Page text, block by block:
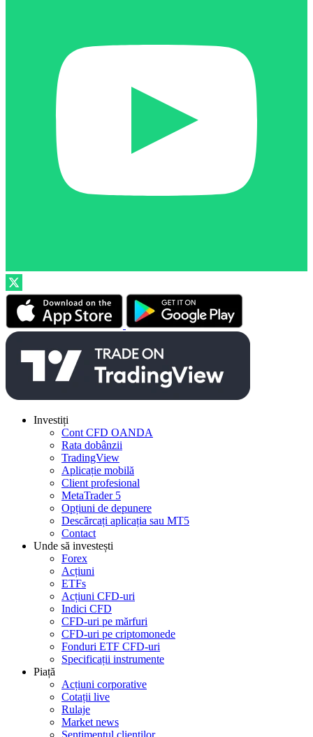
Investiți
Cont CFD OANDA
Rata dobânzii
TradingView
Aplicație mobilă
Client profesional
MetaTrader 5
Opțiuni de depunere
Descărcați aplicația sau MT5
Contact
Unde să investești
Forex
Acțiuni
ETFs
Acțiuni CFD-uri
Indici CFD
CFD-uri pe mărfuri
CFD-uri pe criptomonede
Fonduri ETF CFD-uri
Specificații instrumente
Piață
Acțiuni corporative
Cotații live
Rulaje
Market news